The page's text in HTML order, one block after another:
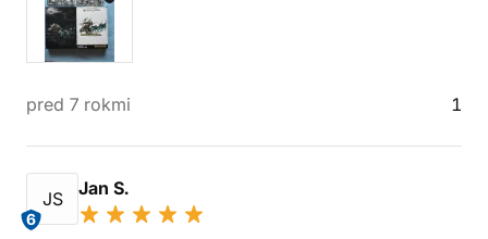
pred 7 rokmi 1
JS
6
Jan S.